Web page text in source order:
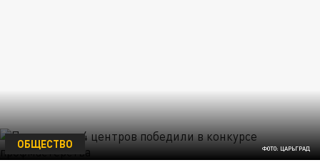
ФОТО: ЦАРЬГРАД
ОБЩЕСТВО